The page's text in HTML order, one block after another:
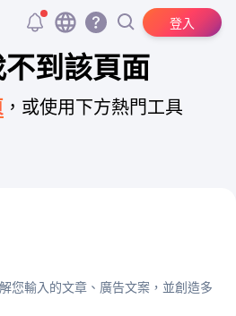
登入
20,000 個免費 tokens！
到該頁面
，或使用下方熱門工具
您輸入的文章、廣告文案，並創造多